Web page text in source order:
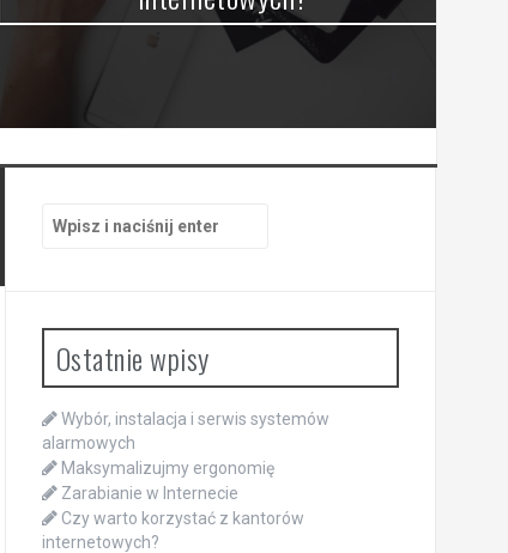
Ostatnie wpisy
Wybór, instalacja i serwis systemów
alarmowych
Maksymalizujmy ergonomię
Zarabianie w Internecie
Czy warto korzystać z kantorów
internetowych?